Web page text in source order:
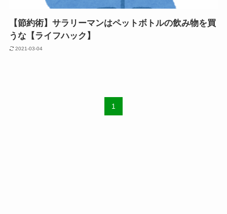
【節約術】サラリーマンはペットボトルの飲み物を買
うな【ライフハック】
2021-03-04
1